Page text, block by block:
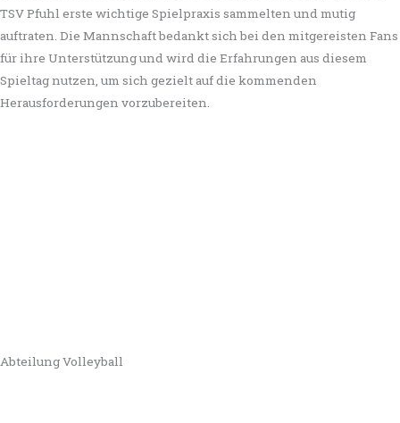
TSV Pfuhl erste wichtige Spielpraxis sammelten und mutig
auftraten. Die Mannschaft bedankt sich bei den mitgereisten Fans
für ihre Unterstützung und wird die Erfahrungen aus diesem
Spieltag nutzen, um sich gezielt auf die kommenden
Herausforderungen vorzubereiten.
Abteilung Volleyball